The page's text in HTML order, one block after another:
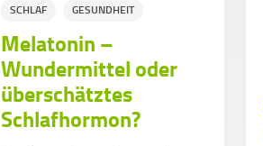
SCHLAF GESUNDHEIT
Melatonin –
Wundermittel oder
überschätztes
Schlafhormon?